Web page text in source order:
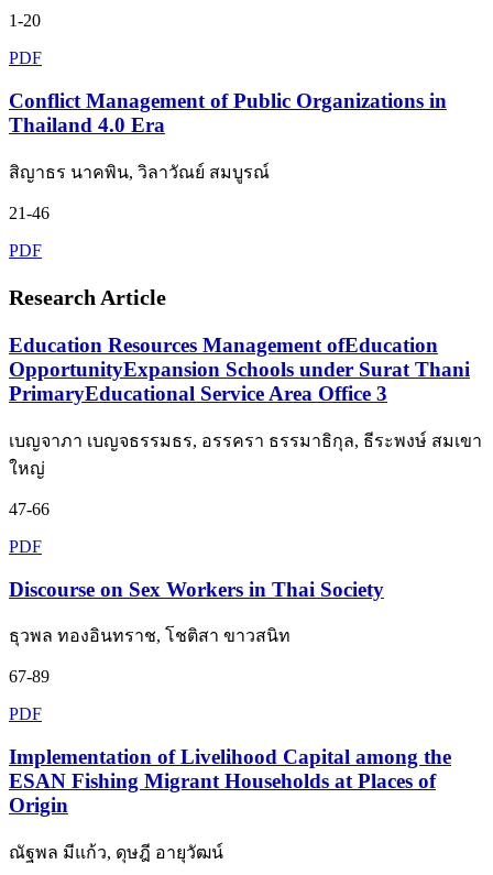
1-20
PDF
Conflict Management of Public Organizations in
Thailand 4.0 Era
สิญาธร นาคพิน, วิลาวัณย์ สมบูรณ์
21-46
PDF
Research Article
Education Resources Management ofEducation
OpportunityExpansion Schools under Surat Thani
PrimaryEducational Service Area Office 3
เบญจาภา เบญจธรรมธร, อรรครา ธรรมาธิกุล, ธีระพงษ์ สมเขา
ใหญ่
47-66
PDF
Discourse on Sex Workers in Thai Society
ธุวพล ทองอินทราช, โชติสา ขาวสนิท
67-89
PDF
Implementation of Livelihood Capital among the
ESAN Fishing Migrant Households at Places of
Origin
ณัฐพล มีแก้ว, ดุษฎี อายุวัฒน์